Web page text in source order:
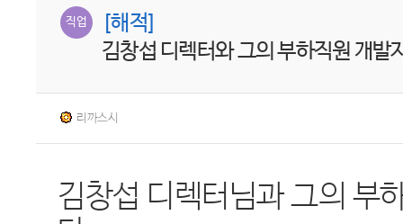
직업
[해적]
김창섭 디렉터와 그의 부하직원 개발
리까스시
김창섭 디렉터님과 그의 부